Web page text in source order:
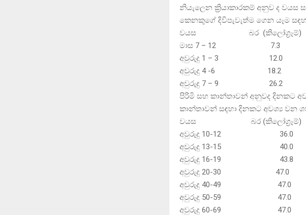
නියැලෙන ක්‍රියාකාරකම් අනුව ද වයස
කෙනකුගේ දිවිපැවැත්ම ගෙන යෑම
වයස බර (කිලෝග්‍රෑම්)
මාස 7 –
අවුරුදු 1 – 3
අවුරුදු 4 -6
අවුරුදු 7 – 9
පිරිමි සහ කාන්තාවන් අනුවද දිනකට
කාන්තාවන් සඳහා දිනකට අවශ්‍ය වන
වයස බර (කිලෝග්‍රෑම්)
අවුරුදු 10-12
අවුරුදු 13-15
අවුරුදු 16-19
අවුරුදු 20-30
අවුරුදු 40-49
අවුරුදු 50-59
අවුරුදු 60-69